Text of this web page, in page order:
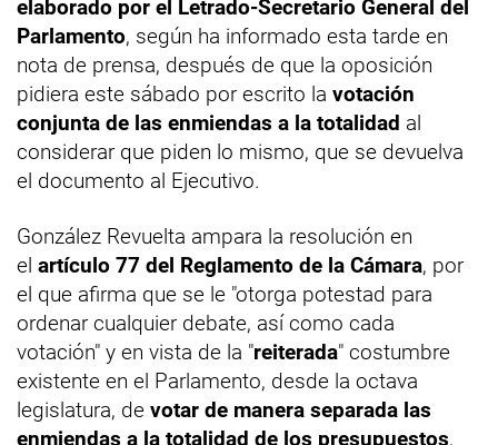
elaborado por el Letrado-Secretario General del
Parlamento, según ha informado esta tarde en
nota de prensa, después de que la oposición
pidiera este sábado por escrito la votación
conjunta de las enmiendas a la totalidad al
considerar que piden lo mismo, que se devuelva
el documento al Ejecutivo.
González Revuelta ampara la resolución en
el artículo 77 del Reglamento de la Cámara, por
el que afirma que se le "otorga potestad para
ordenar cualquier debate, así como cada
votación" y en vista de la "reiterada" costumbre
existente en el Parlamento, desde la octava
legislatura, de votar de manera separada las
enmiendas a la totalidad de los presupuestos,